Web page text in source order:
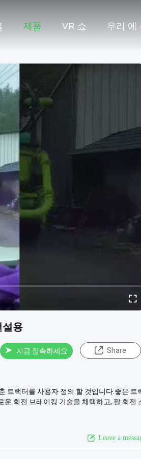
제품 VR 쇼 우리 에
설용
지금 접촉하세요 Share
트랙터를 사용자 정의 할 것입니다.좋은 트
운 회전 브레이킹 기술을 채택하고, 팔 회전
Leave a